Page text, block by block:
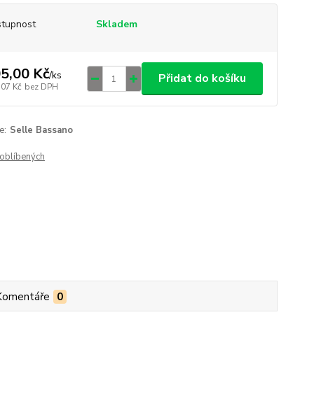
Skladem
Kč/ks
Kč bez DPH
Přidat do košíku
Selle Bassano
0